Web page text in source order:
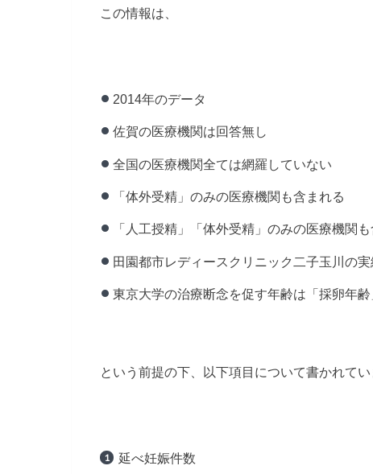
この情報は、
2014年のデータ
佐賀の医療機関は回答無し
全国の医療機関全ては網羅していない
「体外受精」のみの医療機関も含まれる
「人工授精」「体外受精」のみの医療機関
田園都市レディースクリニック二子玉川の
東京大学の治療断念を促す年齢は「採卵年
という前提の下、以下項目について書かれてい
延べ妊娠件数